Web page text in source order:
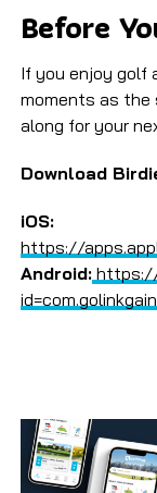
Before
If you enjoy golf
moments as the
along for your
Download
iOS:
https://
Android:https://